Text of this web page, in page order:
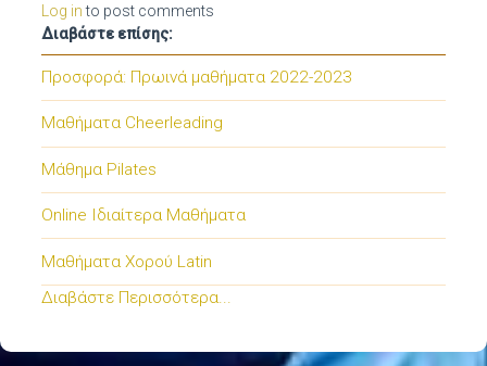
Log into post comments
Διαβάστε επίσης:
Προσφορά: Πρωινά μαθήματα 2022-2023
Μαθήματα Cheerleading
Μάθημα Pilates
Online Ιδιαίτερα Μαθήματα
Μαθήματα Χορού Latin
Διαβάστε Περισσότερα...